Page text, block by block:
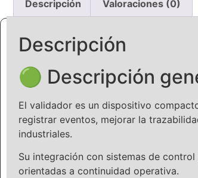
Descripción Valoraciones (0)
Descripción
🟢 Descripción
El validador es un dispositivo
registrar eventos, mejorar la
industriales.
Su integración con sistemas de
orientadas a continuidad operativa.